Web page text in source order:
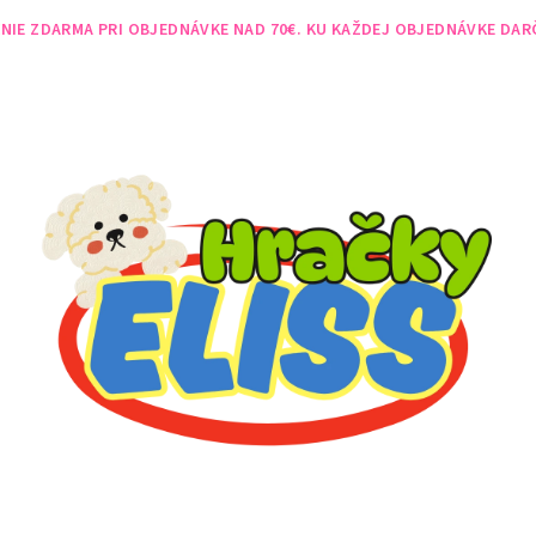
ZDARMA PRI OBJEDNÁVKE NAD 70€. KU KAŽDEJ OBJEDNÁVKE